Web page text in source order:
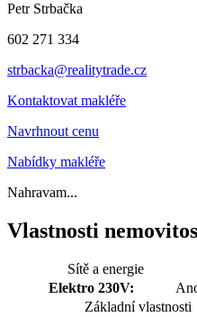
Petr Strbačka
602 271 334
strbacka@realitytrade.cz
Kontaktovat makléře
Navrhnout cenu
Nabídky makléře
Nahravam...
Vlastnosti
Sítě a energie
Elektro 230V:
Základní vlastnosti